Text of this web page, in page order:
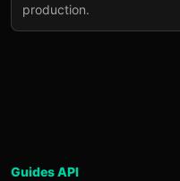
production.
Guides API